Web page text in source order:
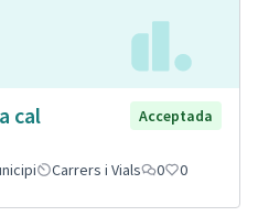
cal
Acceptada
Carrers i Vials 0 0